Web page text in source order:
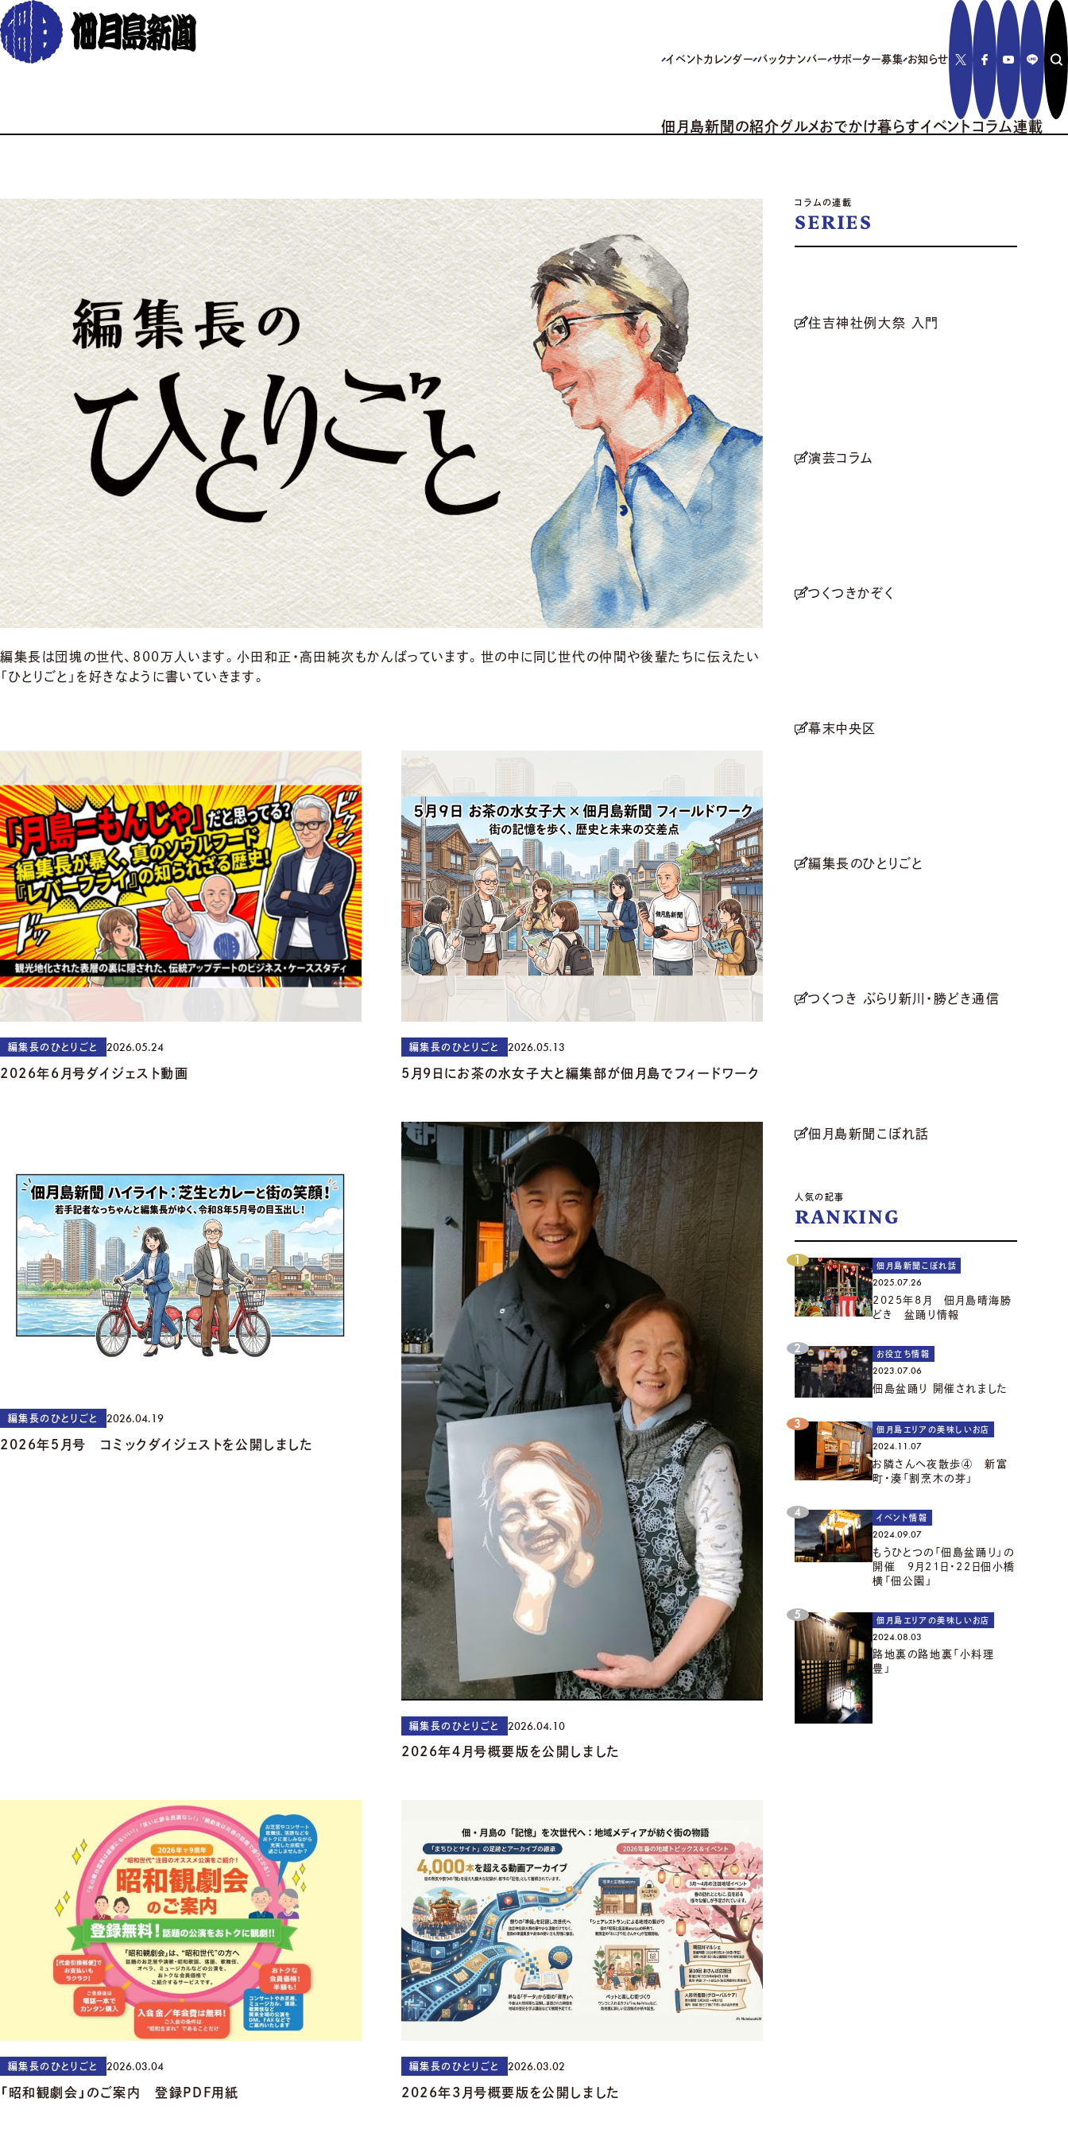
佃月島新聞の紹介グルメおでかけ暮らすイベント コラム連載
イベントカレンダー バックナンバー サポーター募集 お知らせ
編集長は団塊の世代、800万人います。小田和正・高田純次もかんばっています。世の中に同じ世代の仲間や後輩たちに伝えたい
「ひとりごと」を好きなように書いていきます。
編集長のひとりごと 2026.05.24
2026年6月号ダイジェスト動画
編集長のひとりごと 2026.05.13
5月9日にお茶の水女子大と編集部が佃月島でフィードワーク
編集長のひとりごと 2026.04.19
2026年５月号 コミックダイジェストを公開しました
編集長のひとりごと 2026.04.10
2026年４月号概要版を公開しました
編集長のひとりごと 2026.03.04
「昭和観劇会」のご案内 登録PDF用紙
編集長のひとりごと 2026.03.02
2026年3月号概要版を公開しました
コラムの連載
SERIES
住吉神社例大祭 入門
演芸コラム
つくつきかぞく
幕末中央区
編集長のひとりごと
つくつき ぶらり新川・勝どき通信
佃月島新聞こぼれ話
人気の記事
RANKING
佃月島新聞こぼれ話
2025.07.26
2025年8月 佃月島晴海勝
どき 盆踊り情報
お役立ち情報
2023.07.06
佃島盆踊り 開催されました
佃月島エリアの美味しいお店
2024.11.07
お隣さんへ夜散歩④ 新富
町・湊「割烹木の芽」
イベント情報
2024.09.07
もうひとつの「佃島盆踊り」の
開催 9月21日・22日佃小橋
横「佃公園」
佃月島エリアの美味しいお店
2024.08.03
路地裏の路地裏「小料理
豊」